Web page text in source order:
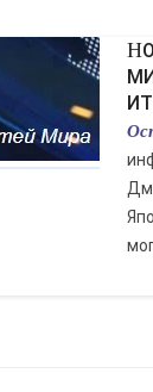
HOKKAIDO SHIMBUN (ЯПОНИЯ): ПРЕМЬЕР-